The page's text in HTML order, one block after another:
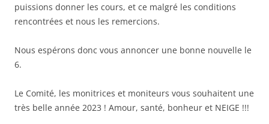
puissions donner les cours, et ce malgré les conditions
rencontrées et nous les remercions.
Nous espérons donc vous annoncer une bonne nouvelle le
6.
Le Comité, les monitrices et moniteurs vous souhaitent une
très belle année 2023 ! Amour, santé, bonheur et NEIGE !!!